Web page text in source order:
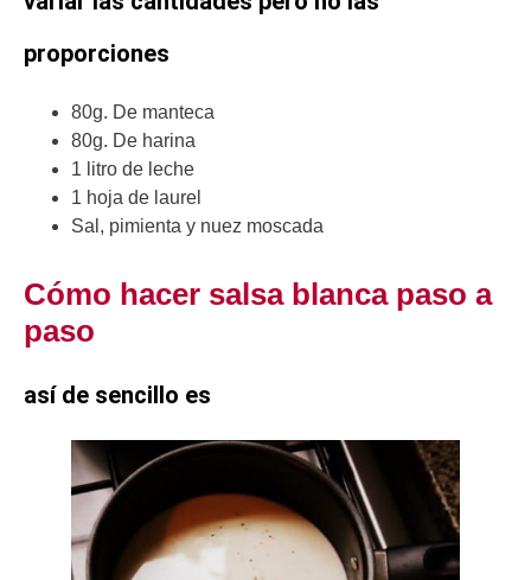
proporciones
80g. De manteca
80g. De harina
1 litro de leche
1 hoja de laurel
Sal, pimienta y nuez moscada
Cómo hacer salsa blanca paso a
paso
así de sencillo es